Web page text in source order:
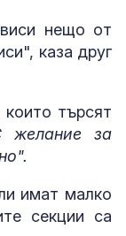
нещо от
каза друг
търсят
за
имат малко
секции са